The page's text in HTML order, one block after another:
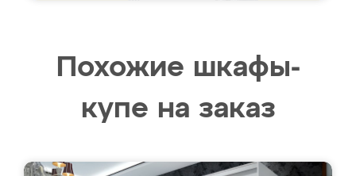
Похожие шкафы-
купе на заказ